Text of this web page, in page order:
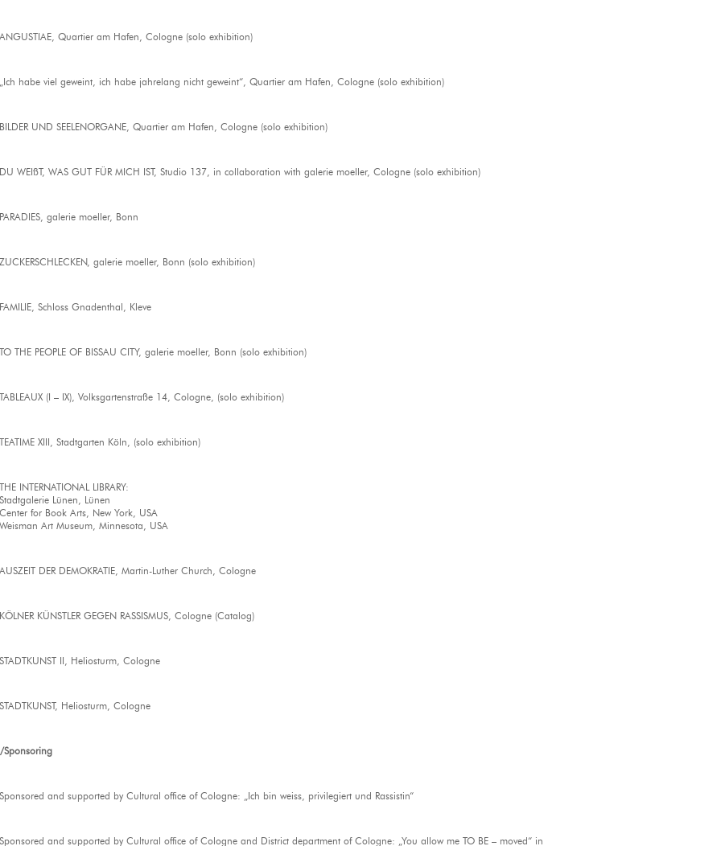
ANGUSTIAE, Quartier am Hafen, Cologne (solo exhibition)
„Ich habe viel geweint, ich habe jahrelang nicht geweint“, Quartier am Hafen, Cologne (solo exhibition)
BILDER UND SEELENORGANE, Quartier am Hafen, Cologne (solo exhibition)
DU WEIßT, WAS GUT FÜR MICH IST, Studio 137, in collaboration with galerie moeller, Cologne (solo exhibition)
PARADIES, galerie moeller, Bonn
ZUCKERSCHLECKEN, galerie moeller, Bonn (solo exhibition)
FAMILIE, Schloss Gnadenthal, Kleve
TO THE PEOPLE OF BISSAU CITY, galerie moeller, Bonn (solo exhibition)
TABLEAUX (I – IX), Volksgartenstraße 14, Cologne, (solo exhibition)
TEATIME XIII, Stadtgarten Köln, (solo exhibition)
THE INTERNATIONAL LIBRARY:
Stadtgalerie Lünen, Lünen
Center for Book Arts, New York, USA
Weisman Art Museum, Minnesota, USA
AUSZEIT DER DEMOKRATIE, Martin-Luther Church, Cologne
KÖLNER KÜNSTLER GEGEN RASSISMUS, Cologne (Catalog)
STADTKUNST II, Heliosturm, Cologne
STADTKUNST, Heliosturm, Cologne
Sponsoring
Sponsored and supported by Cultural office of Cologne: „Ich bin weiss, privilegiert und Rassistin“
Sponsored and supported by Cultural office of Cologne and District department of Cologne: „You allow me TO BE – moved“ in